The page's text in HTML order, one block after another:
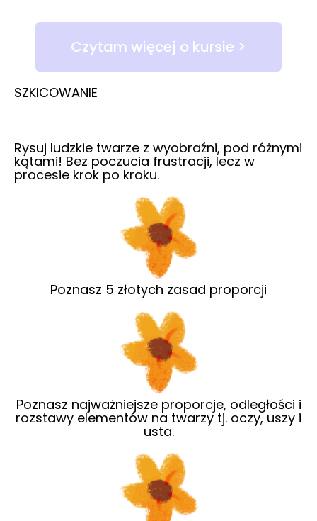
Czytam więcej o kursie >
SZKICOWANIE
Rysuj ludzkie twarze z wyobraźni, pod różnymi
kątami! Bez poczucia frustracji, lecz w
procesie krok po kroku.
Poznasz 5 złotych zasad proporcji
Poznasz najważniejsze proporcje, odległości i
rozstawy elementów na twarzy tj. oczy, uszy i
usta.